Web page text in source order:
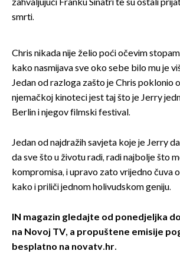
zahvaljujući Franku Sinatri te su ostali
smrti.
Chris nikada nije želio poći očevim
kako nasmijava sve oko sebe bilo mu je
Jedan od razloga zašto je Chris poklonio
njemačkoj kinoteci jest taj što je Jerry
Berlin i njegov filmski festival.
Jedan od najdražih savjeta koje je Jerry
da sve što u životu radi, radi najbolje što
kompromisa, i upravo zato vrijedno čuva
kako i priliči jednom holivudskom geniju.
IN magazin gledajte od ponedjeljka
na Novoj TV, a propuštene emisije
besplatno na novatv.hr.